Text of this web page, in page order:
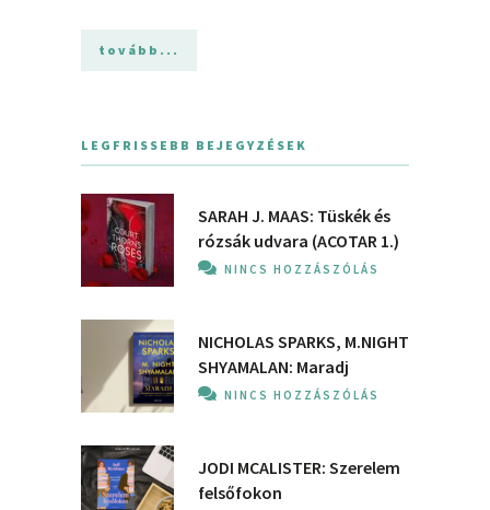
tovább...
LEGFRISSEBB BEJEGYZÉSEK
SARAH J. MAAS: Tüskék és
rózsák udvara (ACOTAR 1.)
NINCS HOZZÁSZÓLÁS
NICHOLAS SPARKS, M.NIGHT
SHYAMALAN: Maradj
NINCS HOZZÁSZÓLÁS
JODI MCALISTER: Szerelem
felsőfokon